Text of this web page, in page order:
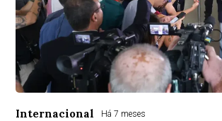
Internacional Há 7 meses